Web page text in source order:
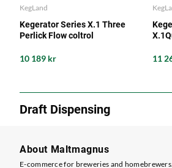
KegLand
Kegerator Series X.1 Three
Perlick Flow coltrol
10 189 kr 11
Draft Dispensing
About Maltmagnus
E-commerce for breweries and homebrewers.